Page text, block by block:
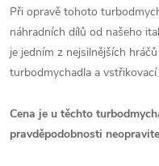
Při opravě tohoto
náhradních dílů od našeho
je jedním z nejsilnějších
turbodmychadla a vstřikovací
Cena je u těchto
pravděpodobnosti